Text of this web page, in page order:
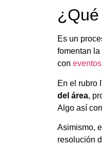
Es un
fomentan la
con
En el rubro
del área,
Algo así
Asimismo, el
resolución